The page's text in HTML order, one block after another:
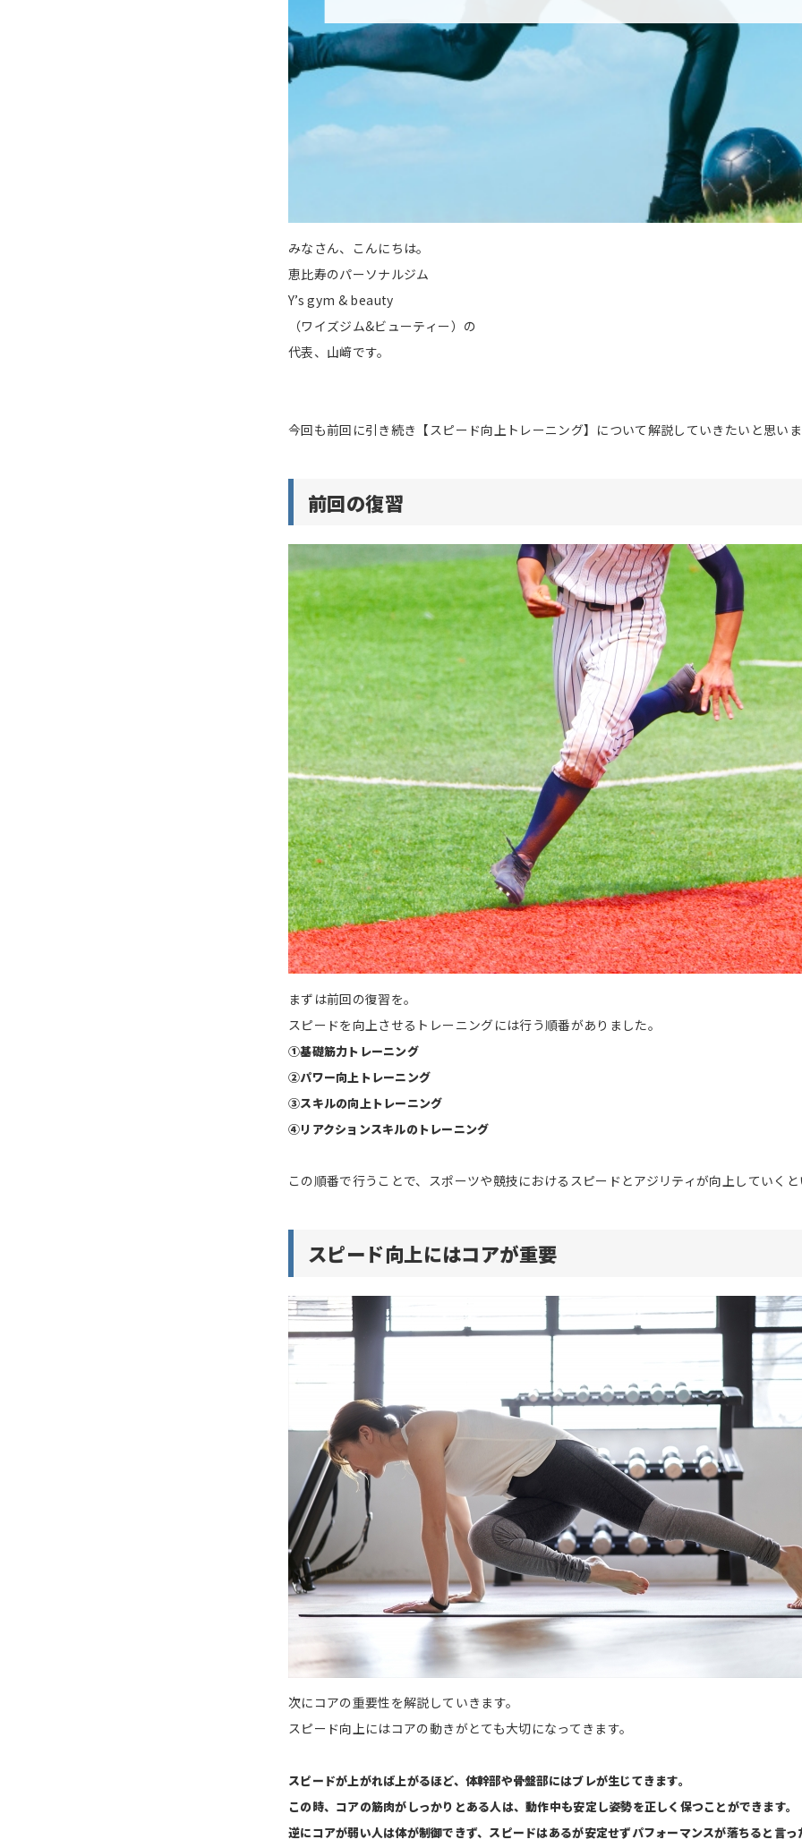
みなさん、こんにちは。
恵比寿のパーソナルジム
Y’s gym & beauty
（ワイズジム&ビューティー）の
代表、山﨑です。
今回も前回に引き続き【スピード向上トレーニング】について解説していきたいと思い
前回の復習
まずは前回の復習を。
スピードを向上させるトレーニングには行う順番がありました。
①基礎筋力トレーニング
②パワー向上トレーニング
③スキルの向上トレーニング
④リアクションスキルのトレーニング
この順番で行うことで、スポーツや競技におけるスピードとアジリティが向上していく
スピード向上にはコアが重要
次にコアの重要性を解説していきます。
スピード向上にはコアの動きがとても大切になってきます。
スピードが上がれば上がるほど、体幹部や骨盤部にはブレが生じてきます。
この時、コアの筋肉がしっかりとある人は、動作中も安定し姿勢を正しく保つことができます。
逆にコアが弱い人は体が制御できず、スピードはあるが安定せずパフォーマンスが落ちると言